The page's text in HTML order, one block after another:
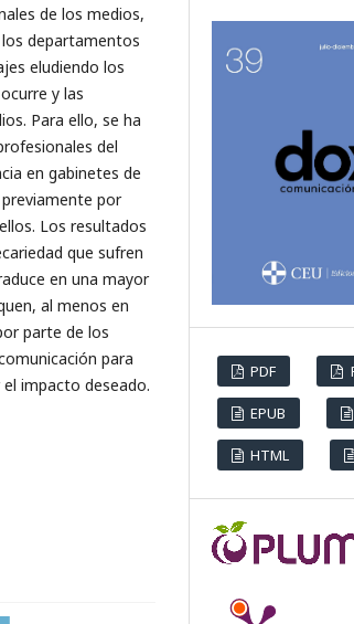
de los medios,
departamentos
eludiendo los
y las
Para ello, se ha
del
en gabinetes de
por
Los resultados
que sufren
en una mayor
al menos en
parte de los
para
impacto deseado.
PDF
EPUB
HTML
Aguar Torres J.
Spanish
Media to
and Media, 6(2).
10.3390/
Advertising,
audience
critical look at
the profession.
10.5565/rev/